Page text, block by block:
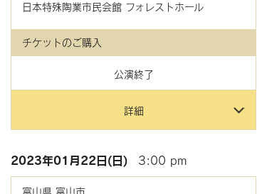
日本特殊陶業市民会館 フォレストホール
チケットのご購入
公演終了
詳細
2023年01月22日(日) 3:00 pm
富山県 富山市